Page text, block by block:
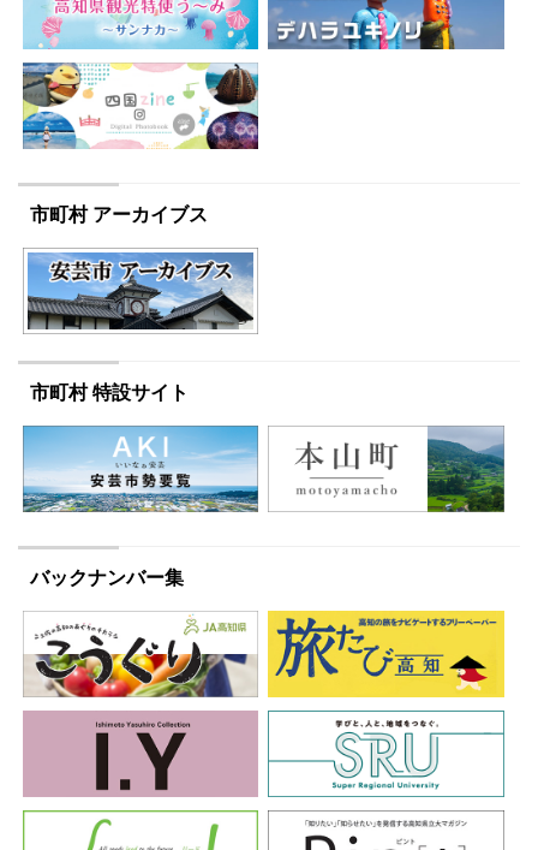
市町村 アーカイブス
市町村 特設サイト
バックナンバー集